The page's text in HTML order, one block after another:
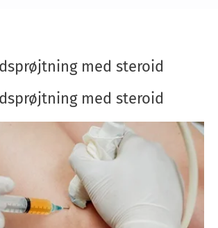
med steroid
med steroid